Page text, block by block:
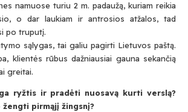
namuose turiu 2 m. padaužą, kuriam reikia
o dar laukiam ir antrosios atžalos, tad
po truputį.
sąlygas, tai galiu pagirti Lietuvos paštą.
klientės rūbus dažniausiai gauna sekančią
greitai.
ryžtis ir pradėti nuosavą kurti verslą?
žengti pirmąjį žingsnį?